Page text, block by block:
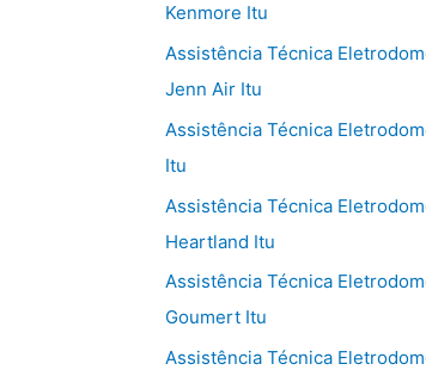
Kenmore Itu
Assistência Técnica
Jenn Air Itu
Assistência Técnica
Itu
Assistência Técnica
Heartland Itu
Assistência Técnica
Goumert Itu
Assistência Técnica